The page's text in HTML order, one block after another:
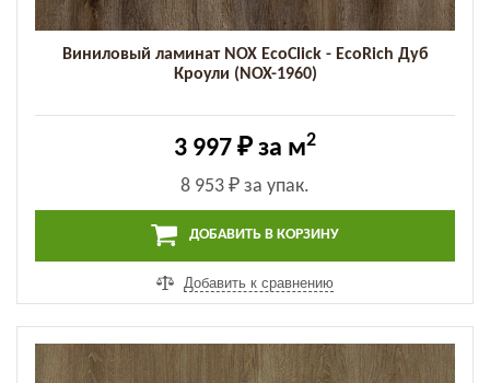
Виниловый ламинат NOX EcoClick - EcoRich Дуб
Кроули (NOX-1960)
3 997 ₽ за м2
8 953 ₽ за упак.
ДОБАВИТЬ В КОРЗИНУ
Добавить к сравнению